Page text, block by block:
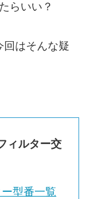
らいい？
はそんな疑
ィルター交
型番一覧